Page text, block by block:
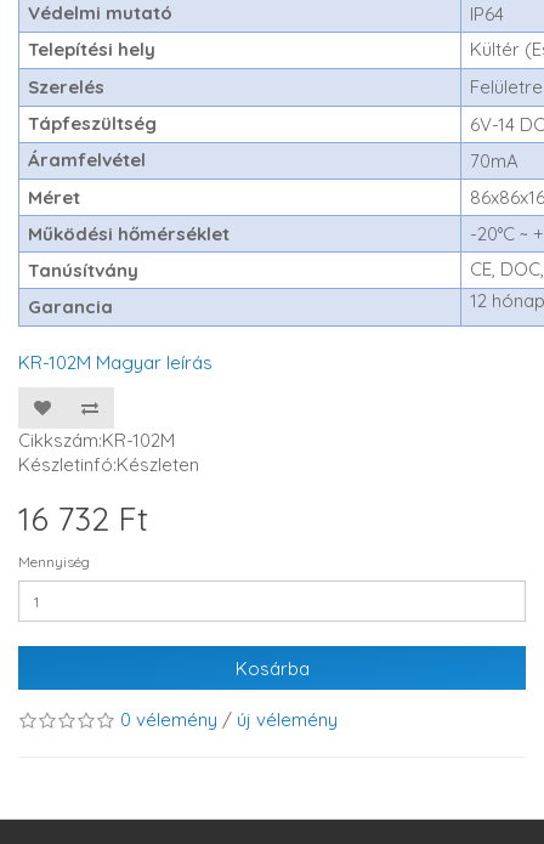
Védelmi mutató
IP64
Telepítési hely
Kültér
Szerelés
Felületre
Tápfeszültség
6V-14
Áramfelvétel
70mA
Méret
Működési hőmérséklet
-20°C ~
Tanúsítvány
CE,
Garancia
12
KR-102M Magyar leírás
Cikkszám:KR-102M
Készletinfó:Készleten
16 732 Ft
Mennyiség
Kosárba
0 vélemény / új vélemény